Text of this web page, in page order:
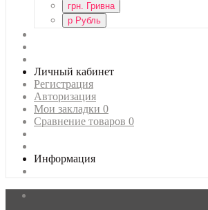
грн. Гривна
р Рубль
Личный кабинет
Регистрация
Авторизация
Мои закладки 0
Сравнение товаров 0
Информация